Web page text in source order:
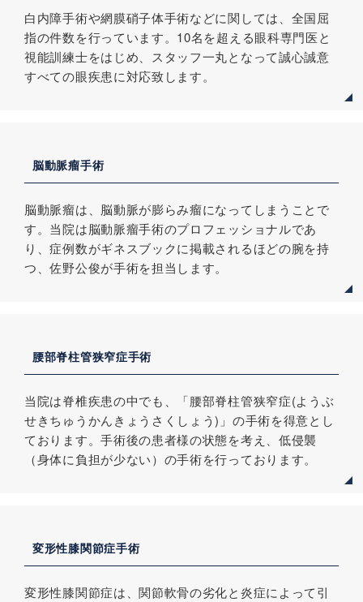
白内障手術や網膜硝子体手術などに関しては、全国屈
指の件数を行っています。10名を超える眼科専門医と
視能訓練士をはじめ、スタッフ一丸となって誠心誠意
すべての眼疾患に対応致します。
脳動脈瘤手術
脳動脈瘤は、脳動脈が膨らみ瘤になってしまうことで
す。当院は脳動脈瘤手術のプロフェッショナルであ
り、症例数がギネスブックに掲載されるほどの腕を持
つ、佐野公俊が手術を担当します。
腰部脊柱管狭窄症手術
当院は脊椎疾患の中でも、「腰部脊柱管狭窄症(ようぶ
せきちゅうかんきょうさくしょう)」の手術を得意とし
ております。手術後の患者様の状態を考え、低侵襲
（身体に負担が少ない）の手術を行っております。
変形性膝関節症手術
変形性膝関節症は、関節軟骨の劣化と炎症によって引